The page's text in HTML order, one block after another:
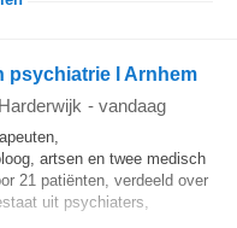
psychiatrie l Arnhem
- vandaag
artsen en twee medisch
21 patiënten, verdeeld over
uit psychiaters,